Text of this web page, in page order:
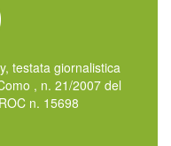
testata giornalistica
, n. 21/2007 del
n. 15698